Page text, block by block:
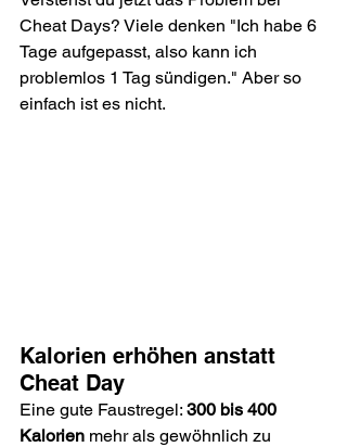
Cheat Days? Viele denken "Ich habe 6
Tage aufgepasst, also kann ich
problemlos 1 Tag sündigen." Aber so
einfach ist es nicht.
Kalorien erhöhen anstatt
Cheat Day
Eine gute Faustregel: 300 bis 400
Kalorien mehr als gewöhnlich zu